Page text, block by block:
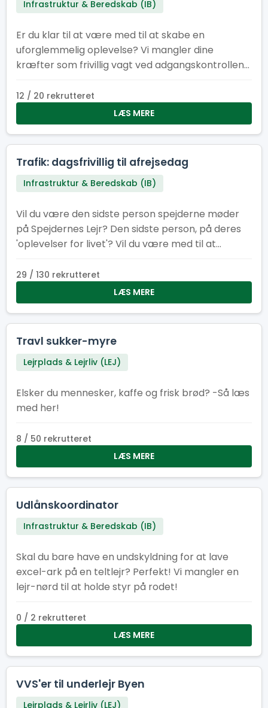
Infrastruktur & Beredskab (IB)
Er du klar til at være med til at skabe en
uforglemmelig oplevelse? Vi mangler dine
kræfter som frivillig vagt ved adgangskontrollen
12 / 20 rekrutteret
LÆS MERE
Trafik: dagsfrivillig til afrejsedag
Infrastruktur & Beredskab (IB)
Vil du være den sidste person spejderne møder
på Spejdernes Lejr? Den sidste person, på deres
'oplevelser for livet'? Vil du være med til at
dette lige jobbet for dig!
29 / 130 rekrutteret
LÆS MERE
Travl sukker-myre
Lejrplads & Lejrliv (LEJ)
Elsker du mennesker, kaffe og frisk brød? -Så læs
med her!
8 / 50 rekrutteret
LÆS MERE
Udlånskoordinator
Infrastruktur & Beredskab (IB)
Skal du bare have en undskyldning for at lave
excel-ark på en teltlejr? Perfekt! Vi mangler en
lejr-nørd til at holde styr på rodet!
0 / 2 rekrutteret
LÆS MERE
VVS'er til underlejr Byen
Lejrplads & Lejrliv (LEJ)